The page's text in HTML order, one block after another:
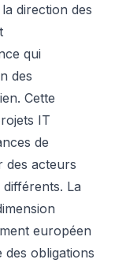
direction des
qui
des
Cette
IT
de
des acteurs
La
européen
des obligations